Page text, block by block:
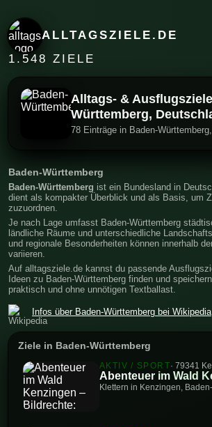
ALLTAGSZIELE.DE
1.548 ZIELE
Alltags- &
Württemberg,
78 Einträge in Baden-
Baden-Württemberg
Baden-Württemberg ist ein Bundesland in
dient als kompakter Überblick und als Basis, um
zuzuordnen.
Je nach Lage umfasst Baden-Württemberg
ländliche Räume und unterschiedliche
und regionale Besonderheiten können innerhalb
variieren.
Auf alltagsziele.de kannst du passende
Ideen zu Baden-Württemberg finden und
praktisch und ohne unnötigen Textballast.
Infos über Baden-Württemberg bei Wikipedia
Ziele in Baden-Württemberg
AKTIV / SPORT· 79341
Abenteuer im Wald
Klettern in Kenzingen,